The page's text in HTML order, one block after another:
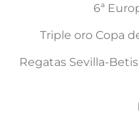
6ª
Triple oro Copa
Regatas Sevilla-